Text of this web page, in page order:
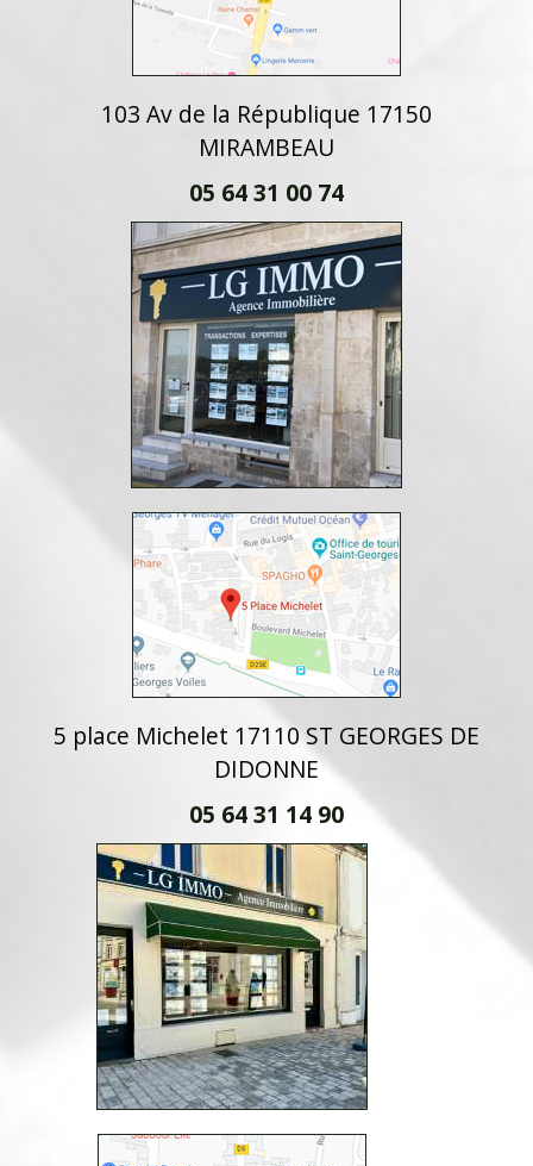
103 Av de la République 17150
MIRAMBEAU
05 64 31 00 74
5 place Michelet 17110 ST GEORGES DE
DIDONNE
05 64 31 14 90